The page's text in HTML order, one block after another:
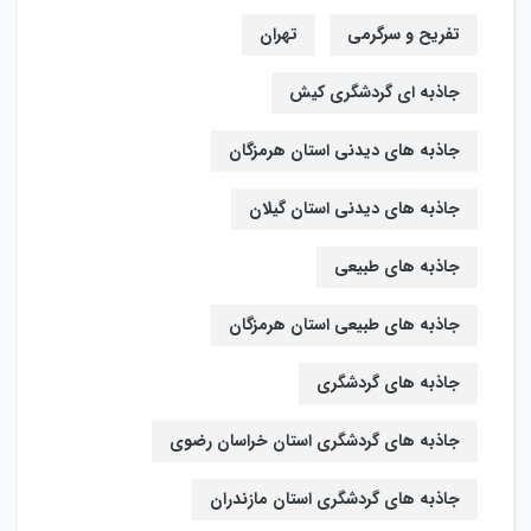
تفریح و سرگرمی تهران
جاذبه ای گردشگری کیش
جاذبه های دیدنی استان هرمزگان
جاذبه های دیدنی استان گیلان
جاذبه های طبیعی
جاذبه های طبیعی استان هرمزگان
جاذبه های گردشگری
جاذبه های گردشگری استان خراسان رضوی
جاذبه های گردشگری استان مازندران